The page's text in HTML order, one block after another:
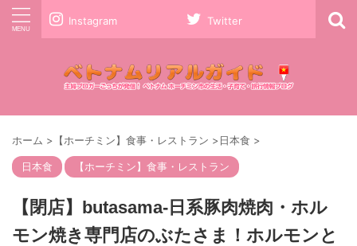
Instagram Twitter
ホーム > 【ホーチミン】食事・レストラン >日本食 >
日本食 【ホーチミン】食事・レストラン
【閉店】butasama-日系豚肉焼肉・ホル
モン焼き専門店のぶたさま！ホルモンと